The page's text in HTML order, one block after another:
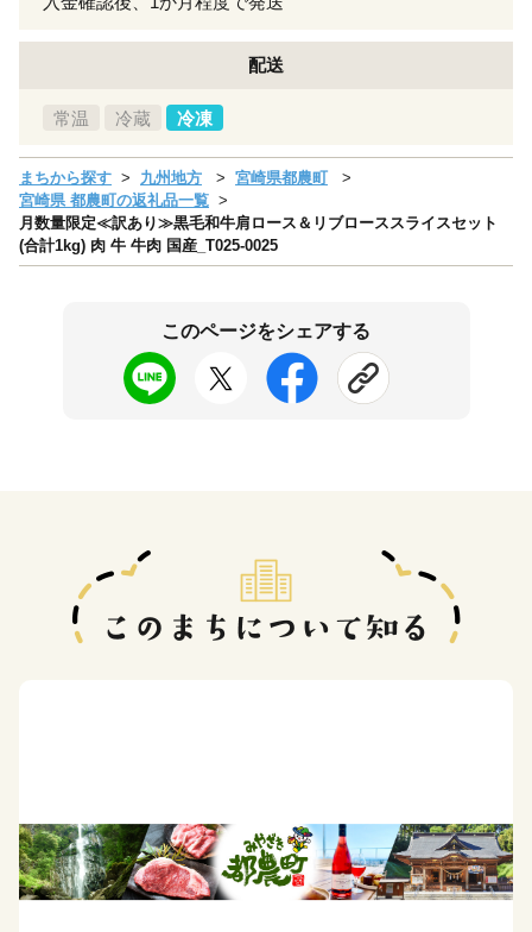
配送
常温 冷蔵 冷凍
まちから探す 九州地方
宮崎県都農町
宮崎県 都農町の返礼品一覧
月数量限定≪訳あり≫黒毛和牛肩ロース＆リブローススライスセット
(合計1kg) 肉 牛 牛肉 国産_T025-0025
このページをシェアする